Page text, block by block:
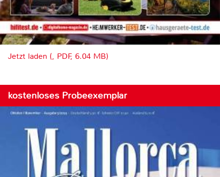
Jetzt laden (, PDF, 6.04 MB)
kostenloses Probeexemplar